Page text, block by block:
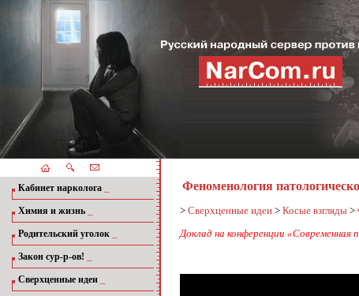
Кабинет нарколога
Химия и жизнь
Родительский уголок
Закон сур-р-ов!
Сверхценные идеи
Феноменология
> Сверхценные идеи > Косые взгляды >
Доклад на конференции «Современная